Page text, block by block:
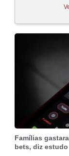
Famílias
bets, diz estudo